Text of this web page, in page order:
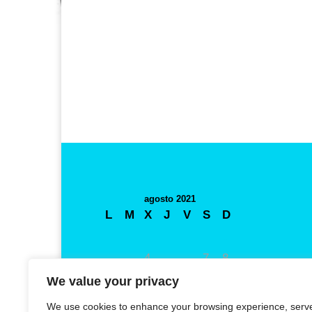
We value your privacy
We use cookies to enhance your browsing experience,
agosto 2021
L M X J V S
D
2
3 4 5 6 7
8
9
10 11 12
16
20